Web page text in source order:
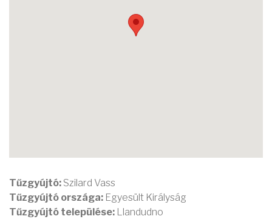
Tűzgyújtó: Szilard Vass
Tűzgyújtó országa: Egyesült Királyság
Tűzgyújtó települése: Llandudno